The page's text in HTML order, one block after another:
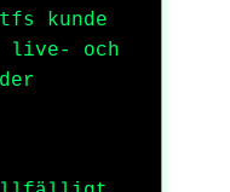
kunde
live- och